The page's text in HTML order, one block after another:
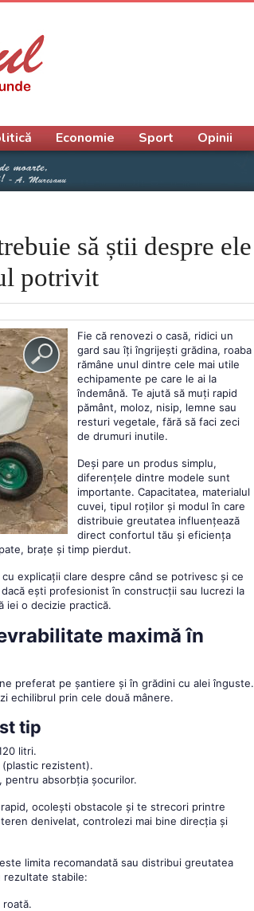
să știi despre ele
potrivit
Fie că renovezi o casă, ridici un
gard sau îți îngrijești grădina, roaba
rămâne unul dintre cele mai utile
echipamente pe care le ai la
îndemână. Te ajută să muți rapid
pământ, moloz, nisip, lemne sau
resturi vegetale, fără să faci zeci
de drumuri inutile.
Deși pare un produs simplu,
diferențele dintre modele sunt
importante. Capacitatea, materialul
cuvei, tipul roților și modul în care
distribuie greutatea influențează
direct confortul tău și eficiența
brațe și timp pierdut.
explicații clare despre când se potrivesc și ce
ești profesionist în construcții sau lucrezi la
iei o decizie practică.
maximă în
preferat pe șantiere și în grădini cu alei înguste.
echilibrul prin cele două mânere.
tip
litri.
rezistent).
pentru absorbția șocurilor.
ocolești obstacole și te strecori printre
denivelat, controlezi mai bine direcția și
limita recomandată sau distribui greutatea
rezultate stabile:
roată.
Economie Sport Opinii